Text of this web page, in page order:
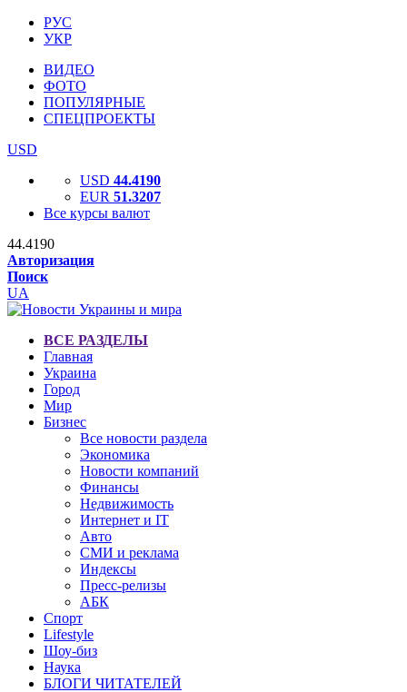
РУС
УКР
ВИДЕО
ФОТО
ПОПУЛЯРНЫЕ
СПЕЦПРОЕКТЫ
USD
USD 44.4190
EUR 51.3207
Все курсы валют
44.4190
Авторизация
Поиск
UA
ВСЕ РАЗДЕЛЫ
Главная
Украина
Город
Мир
Бизнес
Все новости раздела
Экономика
Новости компаний
Финансы
Недвижимость
Интернет и IT
Авто
СМИ и реклама
Индексы
Пресс-релизы
АБК
Спорт
Lifestyle
Шоу-биз
Наука
БЛОГИ ЧИТАТЕЛЕЙ